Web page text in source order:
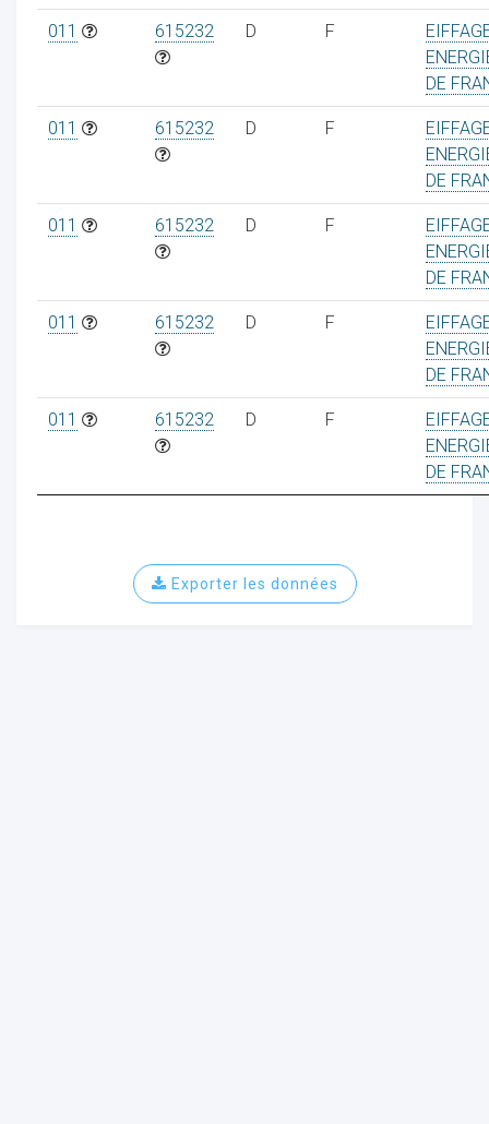
011 615232 D F
DE
011 615232 D F
DE
011 615232 D F
DE
011 615232 D F
DE
011 615232 D F
DE
Exporter les données